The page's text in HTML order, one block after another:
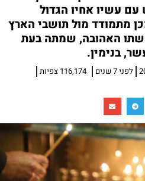
עם עשיו אחיו הגדול
מתמודד מול תושבי הארץ
האהובה, שמתה בעת
בנימין.
לפני 7 שנים
116,174 צפיות